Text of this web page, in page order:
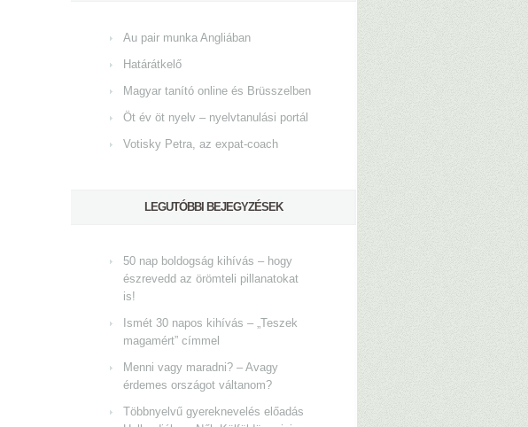
Au pair munka Angliában
Határátkelő
Magyar tanító online és Brüsszelben
Öt év öt nyelv – nyelvtanulási portál
Votisky Petra, az expat-coach
LEGUTÓBBI BEJEGYZÉSEK
50 nap boldogság kihívás – hogy
észrevedd az örömteli pillanatokat
is!
Ismét 30 napos kihívás – „Teszek
magamért” címmel
Menni vagy maradni? – Avagy
érdemes országot váltanom?
Többnyelvű gyereknevelés előadás